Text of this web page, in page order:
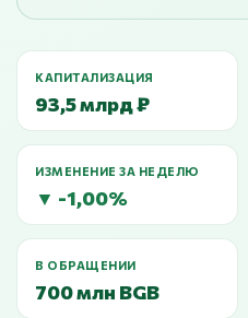
КАПИТАЛИЗАЦИЯ
93,5 млрд ₽
ИЗМЕНЕНИЕ ЗА НЕДЕЛЮ
▼ -1,00%
В ОБРАЩЕНИИ
700 млн BGB